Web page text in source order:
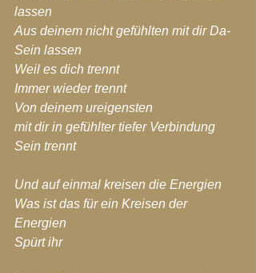
lassen
Aus deinem nicht gefühlten mit dir Da-
Sein lassen
Weil es dich trennt
Immer wieder trennt
Von deinem ureigensten
mit dir in gefühlter tiefer Verbindung
Sein trennt
Und auf einmal kreisen die Energien
Was ist das für ein Kreisen der
Energien
Spürt ihr